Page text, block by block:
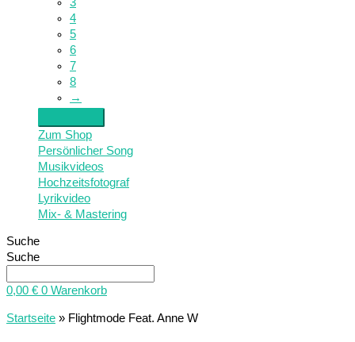
4
5
6
7
8
→
Zum Shop
Persönlicher Song
Musikvideos
Hochzeitsfotograf
Lyrikvideo
Mix- & Mastering
Suche
Suche
0,00 € 0 Warenkorb
Startseite » Flightmode Feat. Anne W